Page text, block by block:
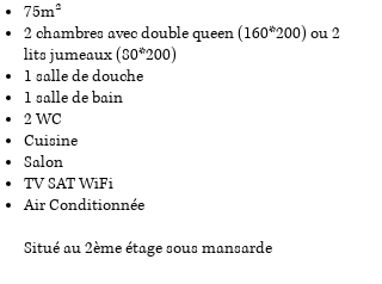
75m²
2 chambres avec double queen (160*200) ou 2
lits jumeaux (80*200)
1 salle de douche
1 salle de bain
2 WC
Cuisine
Salon
TV SAT WiFi
Air Conditionnée
Situé au 2ème étage sous mansarde